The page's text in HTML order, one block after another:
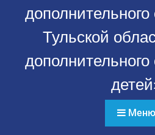
Тульской
Меню